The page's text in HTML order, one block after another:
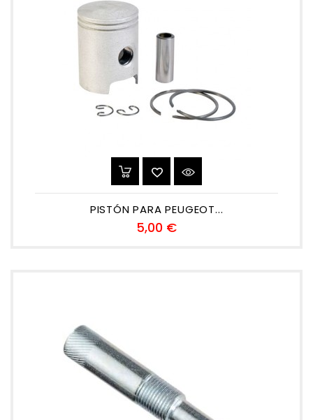
PISTÓN PARA PEUGEOT...
5,00 €Precio